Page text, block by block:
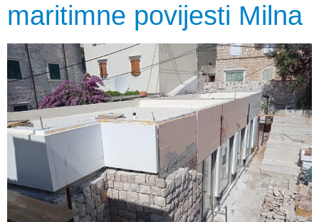
maritimne povijesti Milna